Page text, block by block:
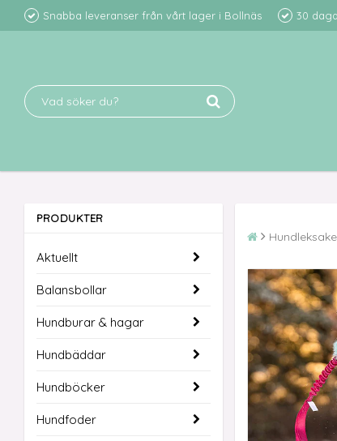
Snabba leveranser från vårt lager i Bollnäs 30
PRODUKTER
Aktuellt
Balansbollar
Hundburar & hagar
Hundbäddar
Hundböcker
Hundfoder